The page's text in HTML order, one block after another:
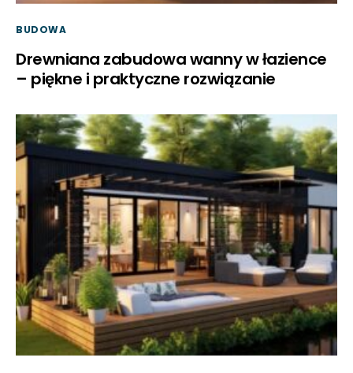
BUDOWA
Drewniana zabudowa wanny w łazience
– piękne i praktyczne rozwiązanie